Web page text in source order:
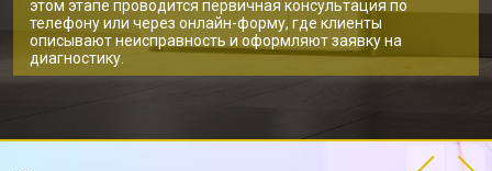
Замена подшипников от 2800 ₽ Заказать
Замена мотора стиральной машины
Zanussi
от 3800 ₽ Заказать
Замена ТЭН стиральной машины
от 2300 ₽ Заказать
этом этапе проводится первичная консультация по
телефону или через онлайн-форму, где клиенты
описывают неисправность и оформляют заявку на
диагностику.